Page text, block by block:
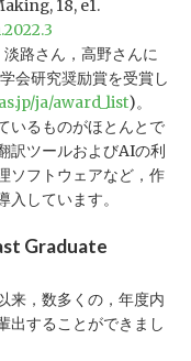
18, e1.
路さん，高野さんに
会研究奨励賞を受賞し
ja/award_list)。
いるものがほとんとで
訳ツールおよびAIの利
ソフトウェアなど，作
しています。
Graduate
来，数多くの，年度内
出することができまし